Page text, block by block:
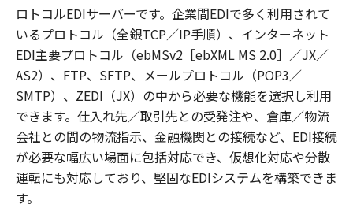
ロトコルEDIサーバーです。企業間EDIで多く利用されて
いるプロトコル（全銀TCP／IP手順）、インターネット
EDI主要プロトコル（ebMSv2［ebXML MS 2.0］／JX／
AS2）、FTP、SFTP、メールプロトコル（POP3／
SMTP）、ZEDI（JX）の中から必要な機能を選択し利用
できます。仕入れ先／取引先との受発注や、倉庫／物流
会社との間の物流指示、金融機関との接続など、EDI接続
が必要な幅広い場面に包括対応でき、仮想化対応や分散
運転にも対応しており、堅固なEDIシステムを構築できま
す。